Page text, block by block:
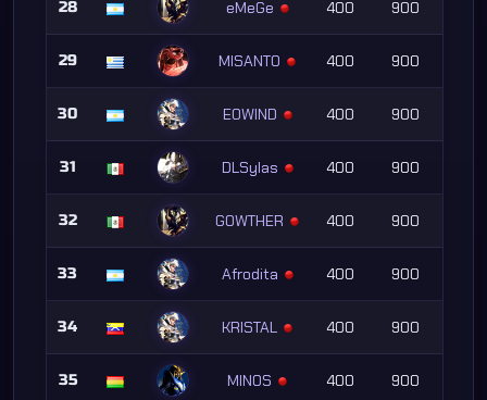
28 eMeGe 400 900
29 MISANTO 400 900
30 EOWIND 400 900
31 DLSylas 400 900
32 GOWTHER 400 900
33 Afrodita 400 900
34 KRlSTAL 400 900
35 MINOS 400 900